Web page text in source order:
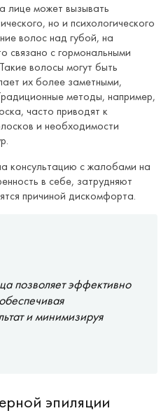
лице может вызывать
но и психологического
волос над губой, на
связано с гормональными
волосы могут быть
их более заметными,
методы, например,
часто приводят к
и необходимости
консультацию с жалобами на
в себе, затрудняют
причиной дискомфорта.
позволяет эффективно
и минимизируя
эпиляции